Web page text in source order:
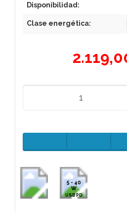
Disponibilidad:
Clase energética:
5 - 40
W
USB PD